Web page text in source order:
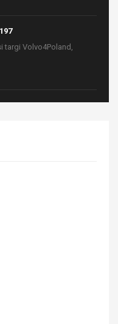
targi Volvo4Poland,